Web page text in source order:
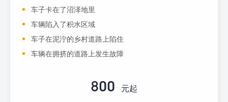
车子卡在了沼泽地里
车辆陷入了积水区域
车子在泥泞的乡村道路上陷住
车辆在拥挤的道路上发生故障
800 元起